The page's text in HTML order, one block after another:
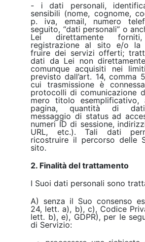
- i dati personali,
sensibili (nome, cognome,
p. iva, email, numero
seguito, “dati personali” o
Lei direttamente
registrazione al sito e/o la
fruire dei servizi offerti;
dati da Lei non
comunque acquisiti nei
previsto dall’art. 14, comma
cui trasmissione è
protocolli di comunicazione
mero titolo esemplificativo,
pagina, quantità di
messaggio di status ad
numeri ID di sessione,
URL, etc.). Tali dati
ricostruire il percorso delle
sito.
2. Finalità del trattamento
I Suoi dati personali sono
A) senza il Suo consenso
24, lett. a), b), c), Codice
lett. b), e), GDPR), per le
di Servizio: